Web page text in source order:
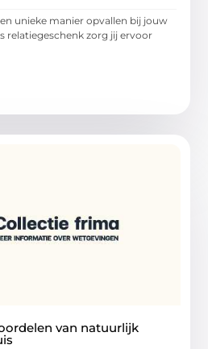
unieke manier opvallen bij jouw
relatiegeschenk zorg jij ervoor
van natuurlijk